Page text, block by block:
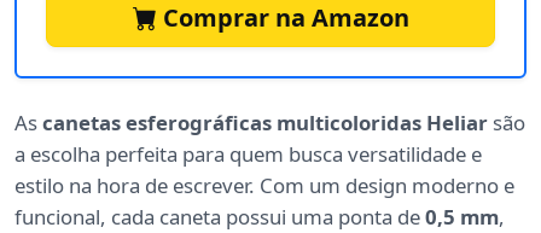
Comprar na Amazon
Ascanetas esferográficas multicoloridas Heliar são
a escolha perfeita para quem busca versatilidade e
estilo na hora de escrever. Com um design moderno e
funcional, cada caneta possui uma ponta de0,5 mm,